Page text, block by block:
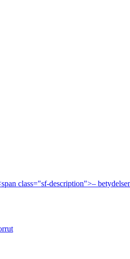
class="sf-description">–